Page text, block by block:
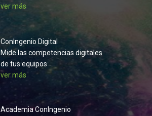
ver más
Conlngenio Digital
Mide las competencias digitales
de tus equipos
ver más
Academia Conlngenio